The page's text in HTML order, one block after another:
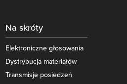
Na skróty
Elektroniczne głosowania
Dystrybucja materiałów
Transmisje posiedzeń